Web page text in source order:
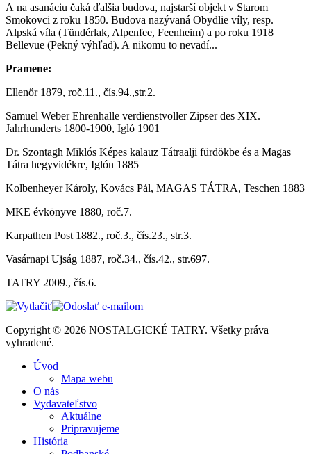
A na asanáciu čaká ďalšia budova, najstarší objekt v Starom
Smokovci z roku 1850. Budova nazývaná Obydlie víly, resp.
Alpská víla (Tündérlak, Alpenfee, Feenheim) a po roku 1918
Bellevue (Pekný výhľad). A nikomu to nevadí...
Pramene:
Ellenőr 1879, roč.11., čís.94.,str.2.
Samuel Weber Ehrenhalle verdienstvoller Zipser des XIX.
Jahrhunderts 1800-1900, Igló 1901
Dr. Szontagh Miklós Képes kalauz Tátraalji fürdökbe és a Magas
Tátra hegyvidékre, Iglón 1885
Kolbenheyer Károly, Kovács Pál, MAGAS TÁTRA, Teschen 1883
MKE évkönyve 1880, roč.7.
Karpathen Post 1882., roč.3., čís.23., str.3.
Vasárnapi Ujság 1887, roč.34., čís.42., str.697.
TATRY 2009., čís.6.
Copyright © 2026 NOSTALGICKÉ TATRY. Všetky práva
vyhradené.
Úvod
Mapa webu
O nás
Vydavateľstvo
Aktuálne
Pripravujeme
História